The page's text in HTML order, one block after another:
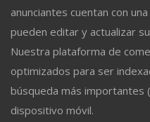
anunciantes cuentan con
pueden editar y actualizar
Nuestra plataforma de
optimizados para ser
búsqueda más importantes
dispositivo móvil.